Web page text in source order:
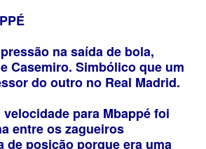
na saída de bola,
Casemiro. Simbólico que um
do outro no Real Madrid.
velocidade para Mbappé foi
entre os zagueiros
de posição porque era uma